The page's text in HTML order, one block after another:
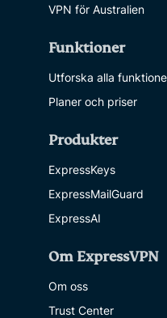
VPN för Australien
Funktioner
Utforska alla
Planer och priser
Produkter
ExpressKeys
ExpressMailGuard
ExpressAI
Om ExpressVPN
Om oss
Trust Center